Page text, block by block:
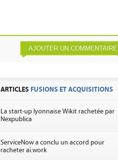
AJOUTER UN COMMENTAIRE
ARTICLES FUSIONS ET ACQUISITIONS
La start-up lyonnaise Wikit rachetée par
Nexpublica
ServiceNow a conclu un accord pour
racheter ai.work